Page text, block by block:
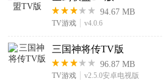
94.67 MB
TV游戏 v4.0.6
三国神将传TV版
96.87 MB
TV游戏 v2.5.0安卓电视版